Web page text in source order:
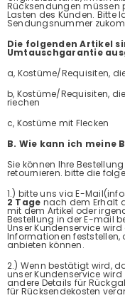
Rücksendungen müssen
Lasten des Kunden. Bitte
Sendungsnummer
Die folgenden Artikel
Umtauschgarantie
a, Kostüme/Requisiten,
b, Kostüme/Requisiten,
riechen
c, Kostüme mit Flecken
B. Wie kann ich meine
Sie können Ihre
retournieren. bitte die
1.) bitte uns via E-
2 Tage nach dem Erhalt
mit dem Artikel oder
Bestellung in der E-mail
Unser Kundenservice
Informationen
anbieten können.
2.) Wenn bestätigt wird,
unser Kundenservice wird
andere Details für
für Rücksendekosten